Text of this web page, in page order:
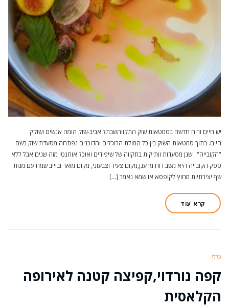
יש חיים ורוח חדשה בסמטאות שוק התקווהשבתל אביב-שוק הומה אנשים ושוקק
חיים. בתוך סמטאות השוק בין כל המולת הרוכלים והדוכנים נפתחה מסעדת שוק בשם
"הקובייה". ישנן מסעדות וותיקות בתקווה של שיפודים ואוכל אותנטי מזה שנים אבל ללא
ספק הקובייה היא משב רוח מרענן,מקום צעיר וצבעוני, מקום מואר ובוייב שמח עם מנות
שף יצירתיות מחוץ לקופסא או שמא נאמר […]
קרא עוד
כללי
קפה נורדוי,קפיצה קטנה לאירופה
הקלאסית